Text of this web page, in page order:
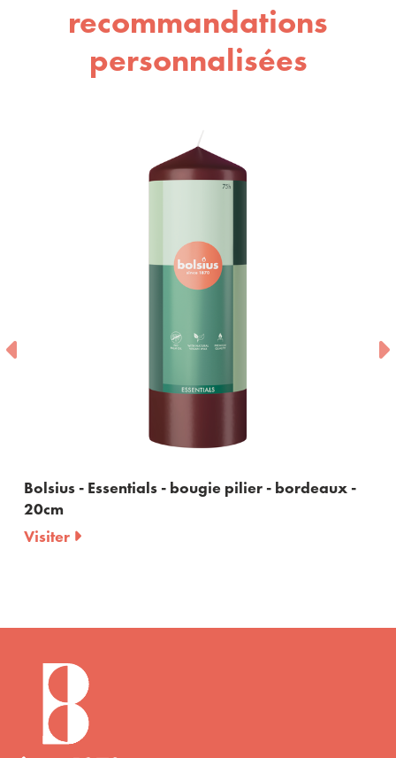
recommandations
personnalisées
Bolsius - Essentials - bougie pilier - bordeaux -
20cm
Visiter